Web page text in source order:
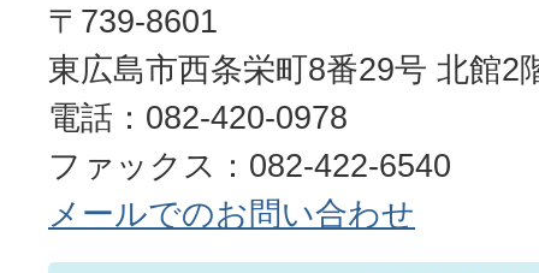
〒739-8601
東広島市西条栄町8番29号 北館2
電話：082-420-0978
ファックス：082-422-6540
メールでのお問い合わせ